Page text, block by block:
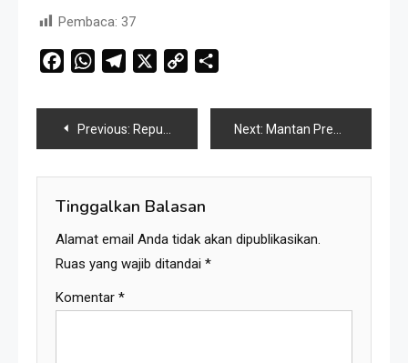
Pembaca: 37
FacebookWhatsAppTelegram
Copy
Navigasi
pos
Previous: Republik Sapi, Ironi Demokrasi, Saat Suara Rakyat Hanya Jadi Komoditas Next: Mantan Presiden Petruk Diutus Melayat Prabu Duryudana, Doanya Jadi Polemik di Karang Kedempel!
Tinggalkan Balasan
Alamat email Anda tidak akan dipublikasikan.
Ruas yang wajib ditandai *
Komentar *